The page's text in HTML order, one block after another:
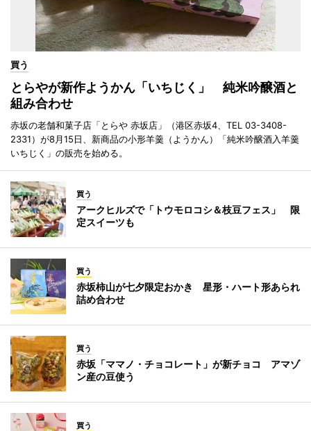
買う
とらやが新作ようかん「いちじく」 純米吟醸酒と
組み合わせ
赤坂の老舗和菓子店「とらや 赤坂店」（港区赤坂4、TEL 03-3408-
2331）が8月15日、新商品の小形羊羹（ようかん）「純米吟醸酒入羊羹
いちじく」の販売を始める。
買う
アークヒルズで「トウモロコシ＆枝豆フェス」 限
定スイーツも
買う
赤坂柿山が七夕限定おかき 星形・ハート形あられ
詰め合わせ
買う
赤坂「ママノ・チョコレート」が新チョコ アマゾ
ン産の豆使う
買う